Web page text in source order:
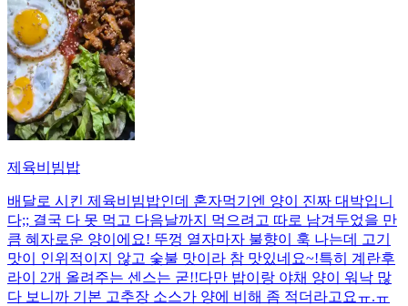
제육비빔밥
배달로 시킨 제육비빔밥인데 혼자먹기엔 양이 진짜 대박입니
다;; 결국 다 못 먹고 다음날까지 먹으려고 따로 남겨두었을 만
큼 혜자로운 양이에요! 뚜껑 열자마자 불향이 훅 나는데 고기
맛이 인위적이지 않고 숯불 맛이라 참 맛있네요~!특히 계란후
라이 2개 올려주는 센스는 굳!! ​다만 밥이랑 야채 양이 워낙 많
다 보니까 기본 고추장 소스가 양에 비해 좀 적더라고요ㅠ.ㅠ